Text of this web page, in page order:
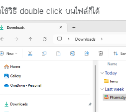
ช้วิธี double click บนไฟล์ก็ได้